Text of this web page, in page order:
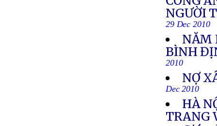
NGƯỜI
29 Dec 2010
NĂM
BÌNH
2010
NỢ
Dec 2010
HÀ
TRANG